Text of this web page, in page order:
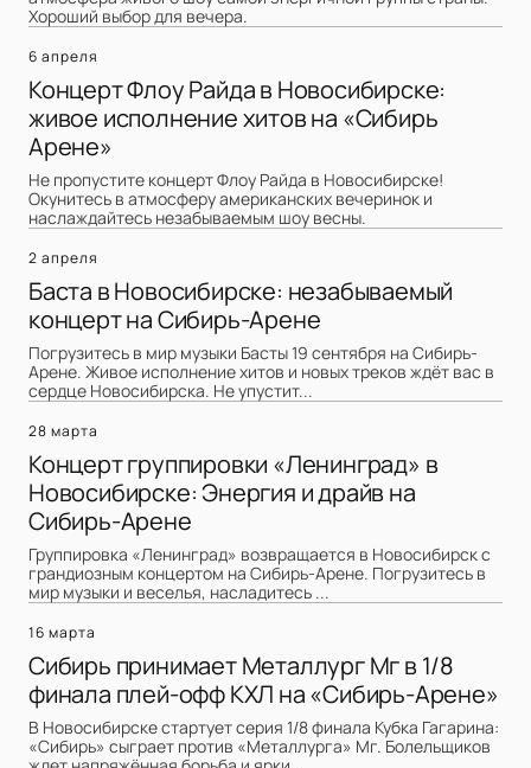
Хороший выбор для вечера.
6 апреля
Концерт Флоу Райда в Новосибирске:
живое исполнение хитов на «Сибирь
Арене»
Не пропустите концерт Флоу Райда в Новосибирске!
Окунитесь в атмосферу американских вечеринок и
наслаждайтесь незабываемым шоу весны.
2 апреля
Баста в Новосибирске: незабываемый
концерт на Сибирь-Арене
Погрузитесь в мир музыки Басты 19 сентября на Сибирь-
Арене. Живое исполнение хитов и новых треков ждёт вас в
сердце Новосибирска. Не упустит...
28 марта
Концерт группировки «Ленинград» в
Новосибирске: Энергия и драйв на
Сибирь-Арене
Группировка «Ленинград» возвращается в Новосибирск с
грандиозным концертом на Сибирь-Арене. Погрузитесь в
мир музыки и веселья, насладитесь ...
16 марта
Сибирь принимает Металлург Мг в 1/8
финала плей-офф КХЛ на «Сибирь-Арене»
В Новосибирске стартует серия 1/8 финала Кубка Гагарина:
«Сибирь» сыграет против «Металлурга» Мг. Болельщиков